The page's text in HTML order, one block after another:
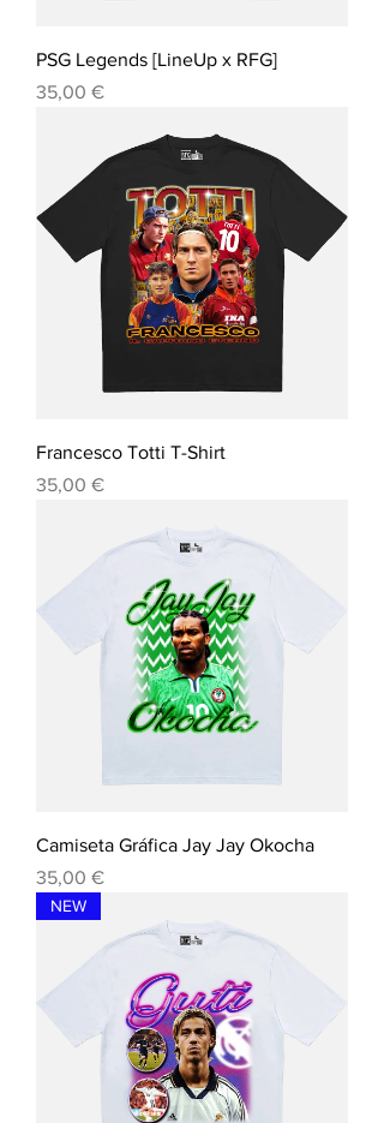
PSG Legends [LineUp x RFG]
Precio
35,00 €
Francesco Totti T-Shirt
Precio
35,00 €
Camiseta Gráfica Jay Jay Okocha
Precio
35,00 €
NEW